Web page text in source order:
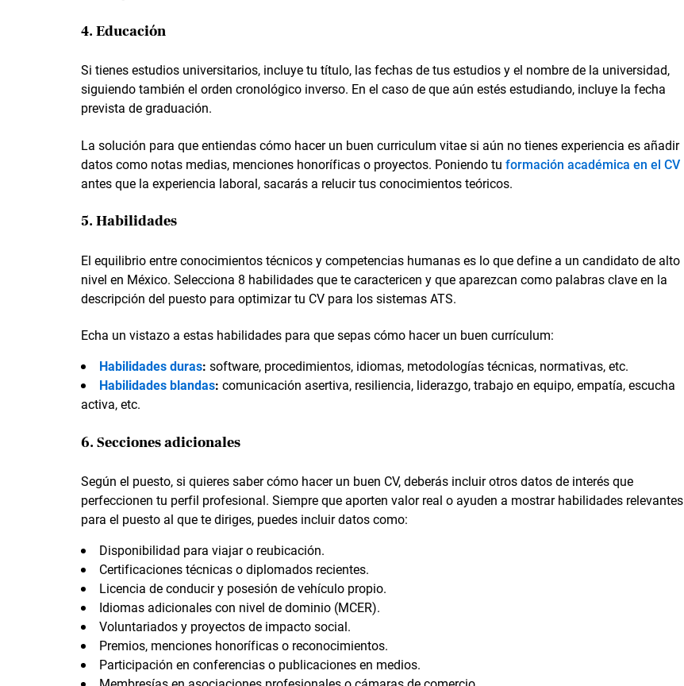
4. Educación
Si tienes estudios universitarios, incluye tu título, las fechas de tus estudios y el nombre de la universidad,
siguiendo también el orden cronológico inverso. En el caso de que aún estés estudiando, incluye la fecha
prevista de graduación.
La solución para que entiendas cómo hacer un buen curriculum vitae si aún no tienes experiencia es añadir
datos como notas medias, menciones honoríficas o proyectos. Poniendo tu formación académica en el CV
antes que la experiencia laboral, sacarás a relucir tus conocimientos teóricos.
5. Habilidades
El equilibrio entre conocimientos técnicos y competencias humanas es lo que define a un candidato de alto
nivel en México. Selecciona 8 habilidades que te caractericen y que aparezcan como palabras clave en la
descripción del puesto para optimizar tu CV para los sistemas ATS.
Echa un vistazo a estas habilidades para que sepas cómo hacer un buen currículum:
Habilidades duras: software, procedimientos, idiomas, metodologías técnicas, normativas, etc.
Habilidades blandas: comunicación asertiva, resiliencia, liderazgo, trabajo en equipo, empatía, escucha
activa, etc.
6. Secciones adicionales
Según el puesto, si quieres saber cómo hacer un buen CV, deberás incluir otros datos de interés que
perfeccionen tu perfil profesional. Siempre que aporten valor real o ayuden a mostrar habilidades relevantes
para el puesto al que te diriges, puedes incluir datos como:
Disponibilidad para viajar o reubicación.
Certificaciones técnicas o diplomados recientes.
Licencia de conducir y posesión de vehículo propio.
Idiomas adicionales con nivel de dominio (MCER).
Voluntariados y proyectos de impacto social.
Premios, menciones honoríficas o reconocimientos.
Participación en conferencias o publicaciones en medios.